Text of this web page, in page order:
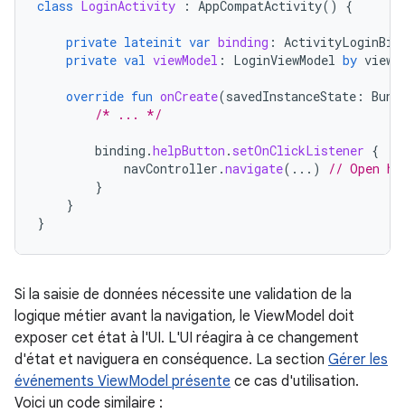
class LoginActivity : AppCompatActivity() {
private lateinit var binding :
private val viewModel : LoginViewModel by
override fun onCreate(savedInstanceState :
/* ... */
binding .helpButton . setOnClickListener {
navController .navigate(...)
// Open
}
}
}
Si la saisie de données nécessite une validation de la
logique métier avant la navigation, le ViewModel doit
exposer cet état à l'UI. L'UI réagira à ce changement
d'état et naviguera en conséquence. La section Gérer les
événements ViewModel présente ce cas d'utilisation.
Voici un code similaire :